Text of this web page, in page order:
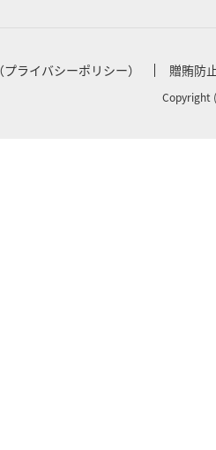
ライバシーポリシー） 贈賄防
Copyright